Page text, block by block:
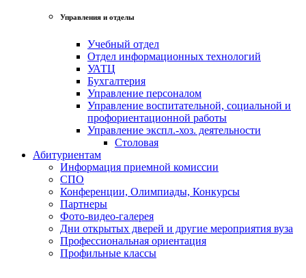
Управления и отделы
Учебный отдел
Отдел информационных технологий
УАТЦ
Бухгалтерия
Управление персоналом
Управление воспитательной, социальной и
профориентационной работы
Управление экспл.-хоз. деятельности
Столовая
Абитуриентам
Информация приемной комиссии
СПО
Конференции, Олимпиады, Конкурсы
Партнеры
Фото-видео-галерея
Дни открытых дверей и другие мероприятия вуза
Профессиональная ориентация
Профильные классы